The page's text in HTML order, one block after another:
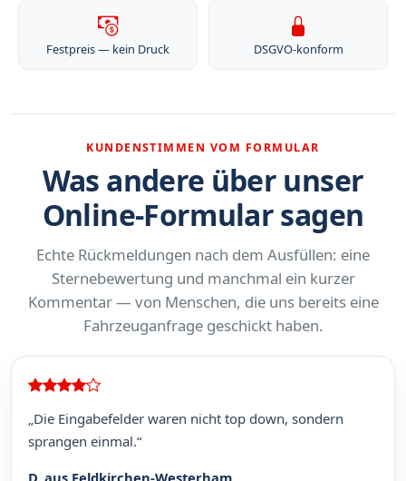
Festpreis — kein Druck DSGVO-konform
KUNDENSTIMMEN VOM FORMULAR
Was andere über unser
Online-Formular sagen
Echte Rückmeldungen nach dem Ausfüllen: eine
Sternebewertung und manchmal ein kurzer
Kommentar — von Menschen, die uns bereits eine
Fahrzeuganfrage geschickt haben.
„Die Eingabefelder waren nicht top down, sondern
sprangen einmal.“